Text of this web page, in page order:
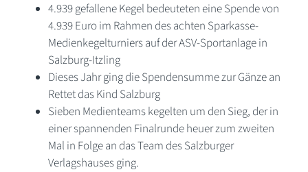
4.939 gefallene Kegel bedeuteten eine Spende von
4.939 Euro im Rahmen des achten Sparkasse-
Medienkegelturniers auf der ASV-Sportanlage in
Salzburg-Itzling
Dieses Jahr ging die Spendensumme zur Gänze an
Rettet das Kind Salzburg
Sieben Medienteams kegelten um den Sieg, der in
einer spannenden Finalrunde heuer zum zweiten
Mal in Folge an das Team des Salzburger
Verlagshauses ging.